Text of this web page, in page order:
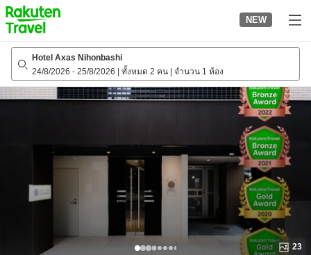
to
top
page
NEW
Hotel Axas Nihonbashi
24/8/2026 - 25/8/2026 ทั้งหมด 2 คน จำนวน 1 ห้อง
23